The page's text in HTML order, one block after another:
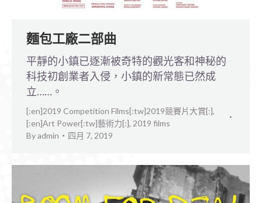
麵包工廠二部曲
平靜的小鎮已逐漸被奇特的觀光客和神秘的
科技初創業者入侵，小鎮的新常態已然成
立……。
[:en]2019 Competition Films[:tw]2019競賽片大賞[:],
[:en]Art Power[:tw]藝術力[:], 2019 films
Byadmin 四月 7, 2019